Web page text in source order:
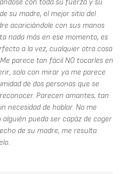
con toda su fuerza y su
su madre, el mejor sitio del
acariciándole con sus manos
nada más en ese momento, es
a la vez, cualquier otra cosa
parece tan fácil NO tocarles en
solo con mirar ya me parece
de dos personas que se
Parecen amantes, tan
necesidad de hablar. No me
pueda ser capáz de coger
de su madre, me resulta